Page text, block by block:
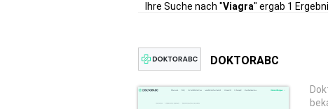
Ihre Suche nach "Viagra" ergab 1
DOKTORABC